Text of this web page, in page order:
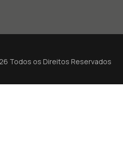
Todos os Direitos Reservados